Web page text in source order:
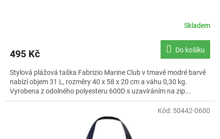
Skladem
495 Kč Do košíku
Stylová plážová taška Fabrizio Marine Club v tmavě modré barvě
nabízí objem 31 L, rozměry 40 x 58 x 20 cm a váhu 0,30 kg.
Vyrobena z odolného polyesteru 600D s uzavíráním na zip...
Kód: 50442-0600